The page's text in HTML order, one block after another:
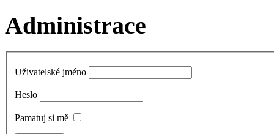
Administrace
Uživatelské jméno
Heslo
Pamatuj si mě